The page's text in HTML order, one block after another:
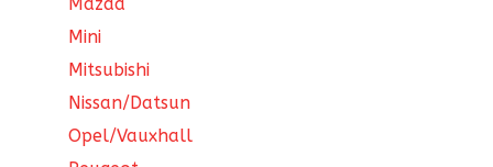
Mini
Mitsubishi
Nissan/Datsun
Opel/Vauxhall